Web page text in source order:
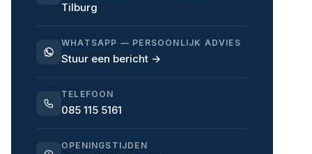
Tilburg
WHATSAPP — PERSOONLIJK ADVIES
Stuur een bericht →
TELEFOON
085 115 5161
OPENINGSTIJDEN